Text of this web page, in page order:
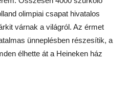
olimpiai csapat hivatalos
várnak a világról. Az érmet
ünneplésben részesítik, a
élhette át a Heineken ház